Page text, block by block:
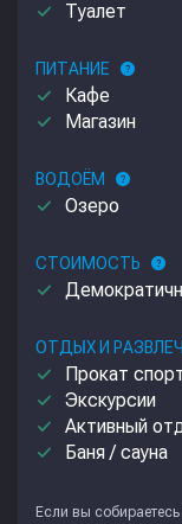
done Туалет
ПИТАНИЕ help
done Кафе
done Магазин
ВОДОЁМ help
done Озеро
СТОИМОСТЬ help
done
ОТДЫХ И
done Прокат
done Экскурсии
done Активный
done Баня / сауна
Если вы